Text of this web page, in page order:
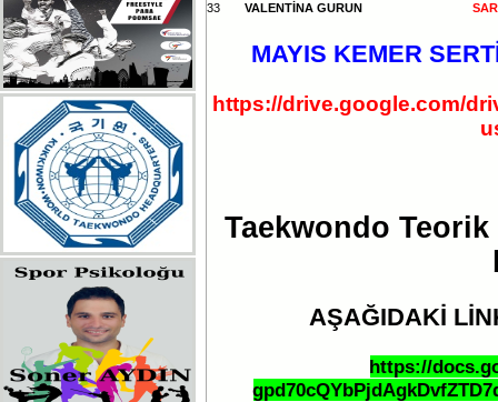
33 VALENTİNA GURUN
MAYIS KEMER
https://drive.google.com/
Taekwondo
AŞAĞIDAKİ
https://